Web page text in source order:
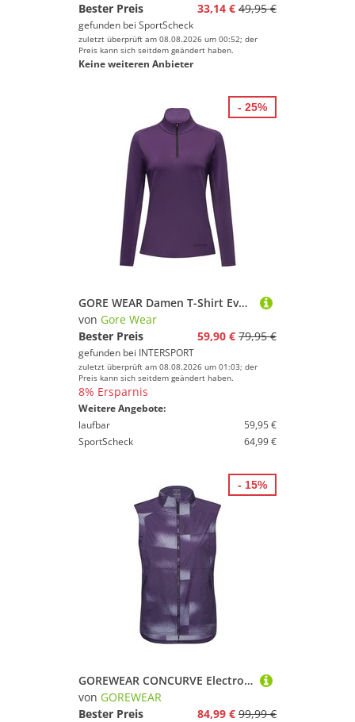
Bester Preis
33,14 € 49,95 €
gefunden bei SportScheck
zuletzt überprüft am 08.08.2026 um 00:52; der
Preis kann sich seitdem geändert haben.
Keine weiteren Anbieter
GORE WEAR Damen T-Shirt Everyday Mid 1/4-Zip Damen
von Gore Wear
Bester Preis
59,90 € 79,95 €
gefunden bei INTERSPORT
zuletzt überprüft am 08.08.2026 um 01:03; der
Preis kann sich seitdem geändert haben.
8% Ersparnis
Weitere Angebote:
laufbar
59,95 €
SportScheck
64,99 €
- 25%
GOREWEAR CONCURVE Electro Laufweste Damen
von GOREWEAR
Bester Preis
84,99 € 99,99 €
- 15%